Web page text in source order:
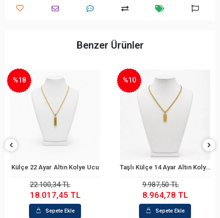
Benzer Ürünler
Sepete Ekle
%10
9.987,50 TL
8.964,78 TL
Sepete Ekle
Sepete Ekle
Yonca 22 Ayar Altın Kolye Ucu
%15
37.632,90 TL
31.800,20 TL
Sepete Ekle